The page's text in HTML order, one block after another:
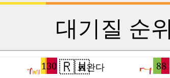
대기질 순위
130 🇷🇼 88
르완다